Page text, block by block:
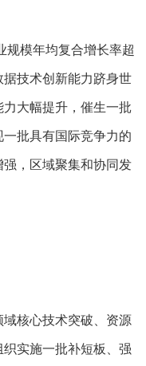
规模年均复合增长率超
技术创新能力跻身世
大幅提升，催生一批
批具有国际竞争力的
，区域聚集和协同发
核心技术突破、资源
实施一批补短板、强